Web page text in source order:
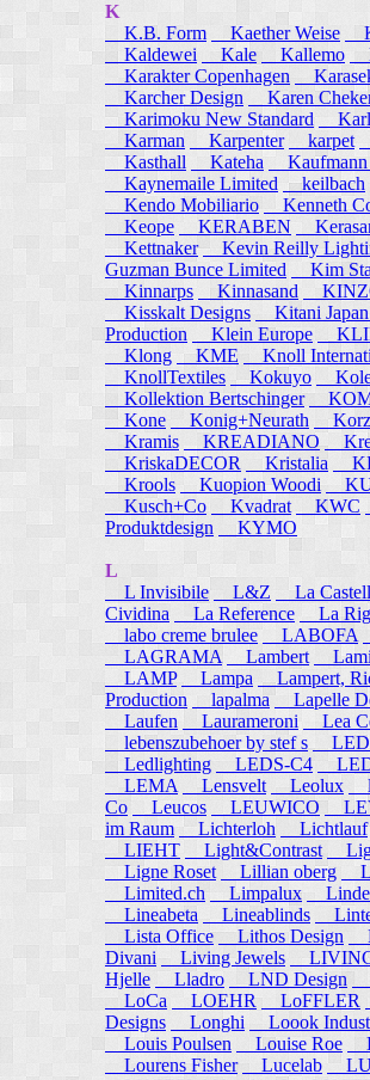
K
K.B. Form
Kaether Weise
Kaldewei
Kale Kallemo
Karakter Copenhagen
Karcher Design
Karen
Karimoku New Standard
Karl
Karman
Karpenter karpet
Kasthall
Kateha
Kaufmann
Kaynemaile Limited keilbach
Kendo Mobiliario
Kenneth
Keope
KERABEN
Kettnaker Kevin Reilly
Guzman Bunce Limited
Kim
Kinnarps
Kinnasand
Kisskalt Designs
Kitani
Production
Klein Europe
Klong
KME
Knoll
KnollTextiles
Kokuyo
Kollektion Bertschinger
Kone
Konig+Neurath
Kramis
KREADIANO
KriskaDECOR
Kristalia
Krools
Kuopion Woodi
Kusch+Co
Kvadrat KWC
Produktdesign
KYMO
L
L Invisibile
L&Z La
Cividina
La Reference La
labo creme brulee
LABOFA
LAGRAMA
Lambert
LAMP
Lampa Lampert,
Production
lapalma Lapelle
Laufen
Laurameroni
Lea
lebenszubehoer by stef s
Ledlighting
LEDS-C4
LEMA
Lensvelt Leolux
Co
Leucos LEUWICO
im Raum
Lichterloh Lichtlauf
LIEHT
Light&Contrast
Ligne Roset
Lillian oberg
Limited.ch
Limpalux
Lineabeta
Lineablinds
Lista Office Lithos Design
Divani
Living Jewels
Hjelle
Lladro LND Design
LoCa
LOEHR LoFFLER
Designs
Longhi Loook
Louis Poulsen
Louise Roe
Lourens Fisher
Lucelab